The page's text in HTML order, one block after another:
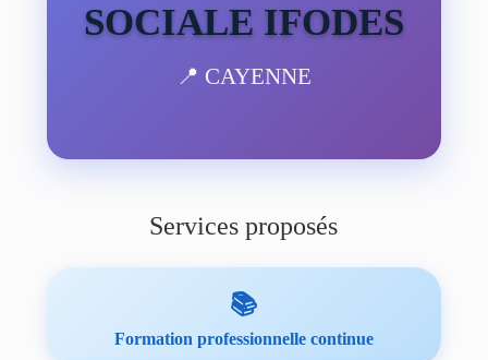
SOCIALE IFODES
📍 CAYENNE
Services proposés
📚
Formation professionnelle continue